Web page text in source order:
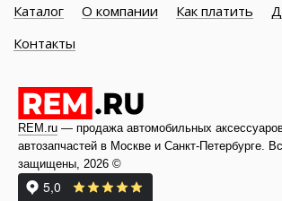
Каталог О компании Как платить
Контакты
REM.ru — продажа автомобильных
автозапчастей в Москве и Санкт-Петербурге .
защищены, 2026 ©